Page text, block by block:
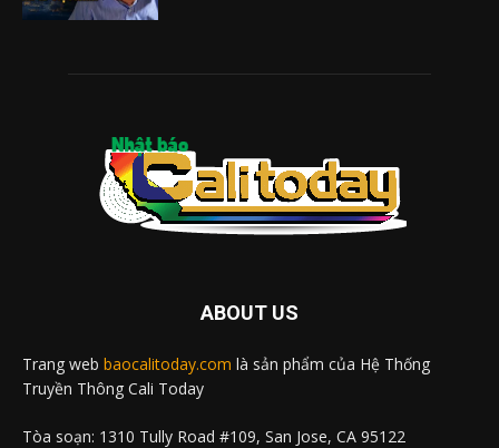
ABOUT US
Trang web baocalitoday.com là sản phẩm của Hệ Thống
Truyền Thông Cali Today
Tòa soạn: 1310 Tully Road #109, San Jose, CA 95122